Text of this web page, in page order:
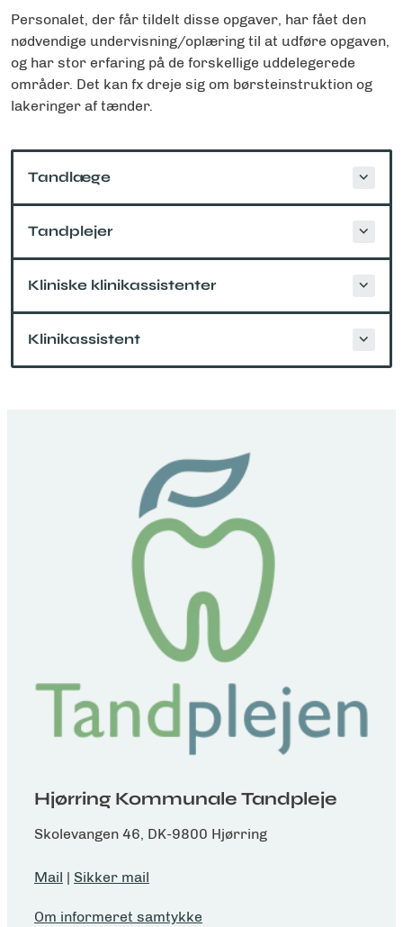
Personalet, der får tildelt disse opgaver, har fået den
nødvendige undervisning/oplæring til at udføre opgaven,
og har stor erfaring på de forskellige uddelegerede
områder. Det kan fx dreje sig om børsteinstruktion og
lakeringer af tænder.
Tandlæge
Tandplejer
Kliniske klinikassistenter
Klinikassistent
Hjørring Kommunale Tandpleje
Skolevangen 46, DK-9800 Hjørring
Mail | Sikker mail
Om informeret samtykke